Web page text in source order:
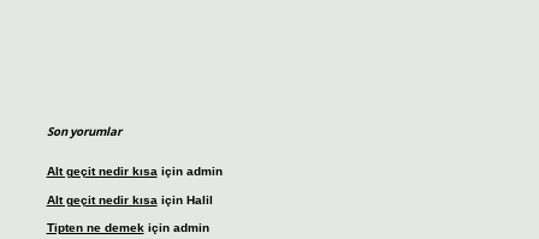
Son yorumlar
Alt geçit nedir kısa için admin
Alt geçit nedir kısa için Halil
Tipten ne demekiçin admin